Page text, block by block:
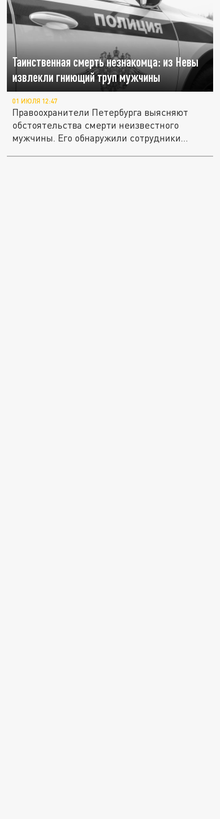
Таинственная смерть незнакомца: из Невы
извлекли гниющий труп мужчины
01 ИЮЛЯ 12:47
Правоохранители Петербурга выясняют
обстоятельства смерти неизвестного
мужчины. Его обнаружили сотрудники